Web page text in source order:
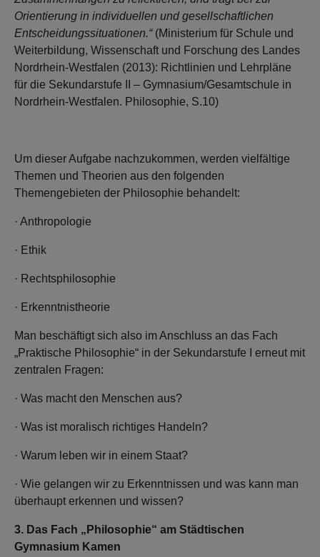
Orientierung in individuellen und gesellschaftlichen
Entscheidungssituationen.“(Ministerium für Schule und
Weiterbildung, Wissenschaft und Forschung des Landes
Nordrhein-Westfalen (2013): Richtlinien und Lehrpläne
für die Sekundarstufe II – Gymnasium/Gesamtschule in
Nordrhein-Westfalen. Philosophie, S.10)
Um dieser Aufgabe nachzukommen, werden vielfältige
Themen und Theorien aus den folgenden
Themengebieten der Philosophie behandelt:
· Anthropologie
· Ethik
· Rechtsphilosophie
· Erkenntnistheorie
Man beschäftigt sich also im Anschluss an das Fach
„Praktische Philosophie“ in der Sekundarstufe I erneut mit
zentralen Fragen:
· Was macht den Menschen aus?
· Was ist moralisch richtiges Handeln?
· Warum leben wir in einem Staat?
· Wie gelangen wir zu Erkenntnissen und was kann man
überhaupt erkennen und wissen?
3. Das Fach „Philosophie“ am Städtischen
Gymnasium Kamen